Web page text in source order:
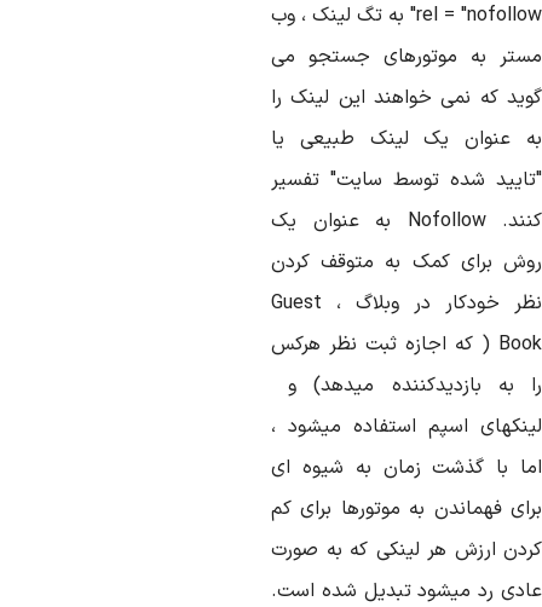
rel = "nofollow" به تگ لینک ، وب
به موتورهای جستجو می
که نمی خواهند این لینک را
عنوان یک لینک طبیعی یا
شده توسط سایت" تفسیر
کنند. Nofollow به عنوان یک
برای کمک به متوقف کردن
نظر خودکار در وبلاگ ، Guest
Book ( که اجازه ثبت نظر هرکس
به بازدیدکننده میدهد) و
اسپم استفاده میشود ،
با گذشت زمان به شیوه ای
فهماندن به موتورها برای کم
ارزش هر لینکی که به صورت
رد میشود تبدیل شده است.